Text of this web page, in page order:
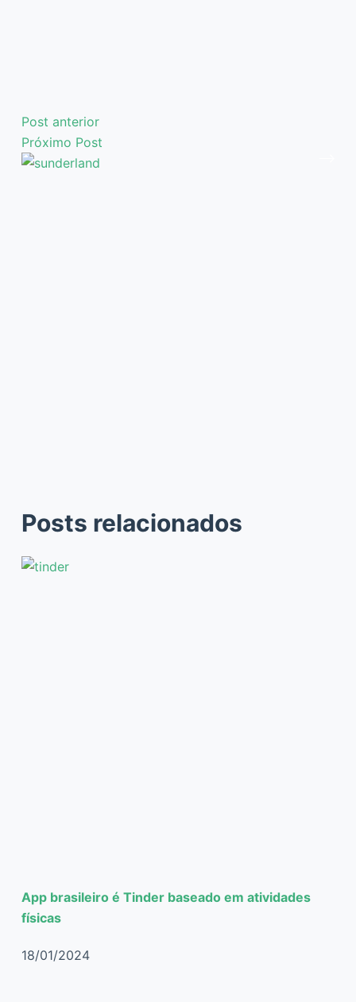
Post anterior
Próximo Post
Posts relacionados
App brasileiro é Tinder baseado em atividades
físicas
18/01/2024